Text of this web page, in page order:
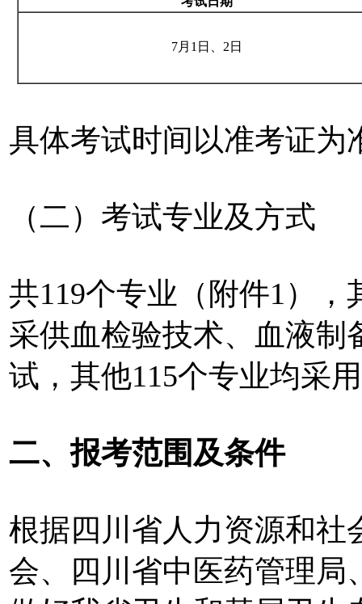
7月1日、2日
具体考试时间以准考证为
（二）考试专业及方式
共119个专业（附件1）
采供血检验技术、血液制
试，其他115个专业均采
二、报考范围及条件
根据四川省人力资源和社
会、四川省中医药管理局